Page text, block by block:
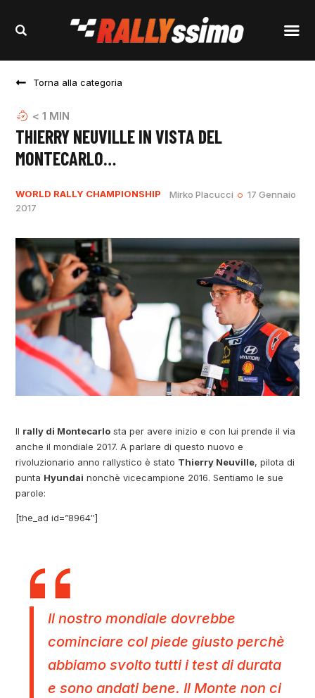
Torna alla categoria
< 1 MIN
THIERRY NEUVILLE IN VISTA DEL
MONTECARLO…
WORLD RALLY CHAMPIONSHIP Mirko Placucci
17 Gennaio
2017
Il rally di Montecarlo sta per avere inizio e con lui prende il via
anche il mondiale 2017. A parlare di questo nuovo e
rivoluzionario anno rallystico è stato Thierry Neuville, pilota di
punta Hyundai nonchè vicecampione 2016. Sentiamo le sue
parole:
[the_ad id=”8964″]
Il nostro mondiale dovrebbe
cominciare col piede giusto perchè
abbiamo svolto tutti i test di durata
e sono andati bene. Il Monte non ci